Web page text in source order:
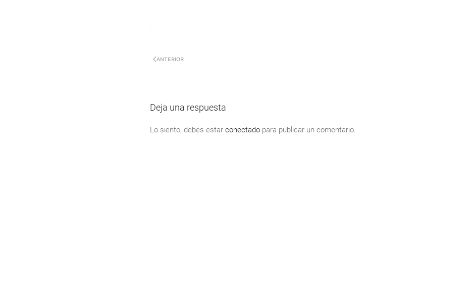
ANTERIOR
Deja una respuesta
Lo siento, debes estar conectado para publicar un comentario.